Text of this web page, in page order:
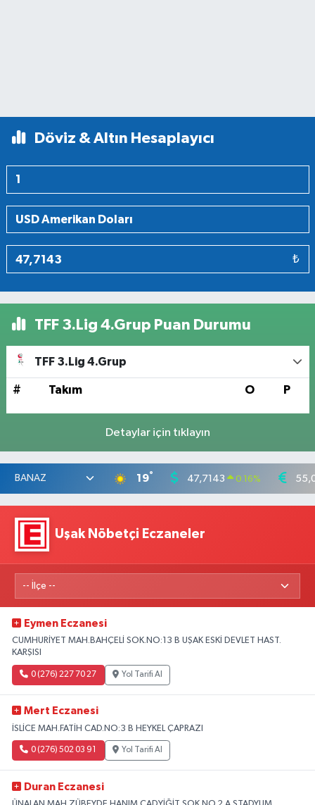
Döviz & Altın Hesaplayıcı
₺
TFF 3.Lig 4.Grup Puan Durumu
TFF 3.Lig 4.Grup
# Takım O P
Detaylar için tıklayın
19° 47,7143 0.16%
Uşak Nöbetçi Eczaneler
Eymen Eczanesi
CUMHURİYET MAH.BAHÇELİ SOK.NO:13 B UŞAK ESKİ DEVLET HAST.
KARŞISI
0 (276) 227 70 27 Yol Tarifi Al
Mert Eczanesi
İSLİCE MAH.FATİH CAD.NO:3 B HEYKEL ÇAPRAZI
0 (276) 502 03 91 Yol Tarifi Al
Duran Eczanesi